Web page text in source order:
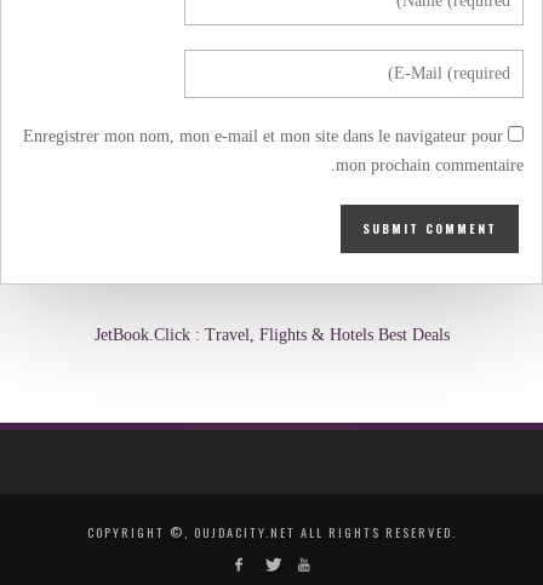
Enregistrer mon nom, mon e-mail et mon site dans le navigateur pour
mon prochain commentaire.
JetBook.Click : Travel, Flights & Hotels Best Deals
COPYRIGHT ©, OUJDACITY.NET ALL RIGHTS RESERVED.